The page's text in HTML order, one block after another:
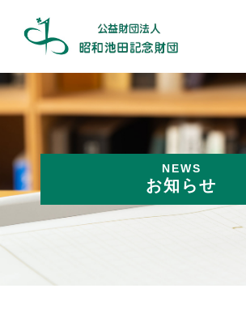
NEWS
お知らせ